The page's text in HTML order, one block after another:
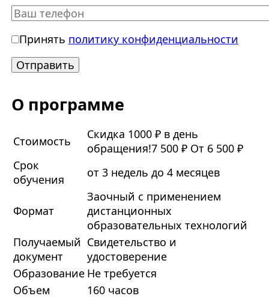
Принять политику конфиденциальности
О программе
Стоимость
Скидка 1000 ₽ в день
обращения!7 500 ₽ От 6 500 ₽
Срок
обучения
от 3 недель до 4 месяцев
Формат
Заочный с применением
дистанционных
образовательных технологий
Получаемый
документ
Свидетельство и
удостоверение
Образование Не требуется
Объем
160 часов